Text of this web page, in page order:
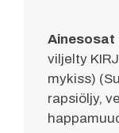
Ainesosat
viljelty
mykiss)
rapsiöljy,